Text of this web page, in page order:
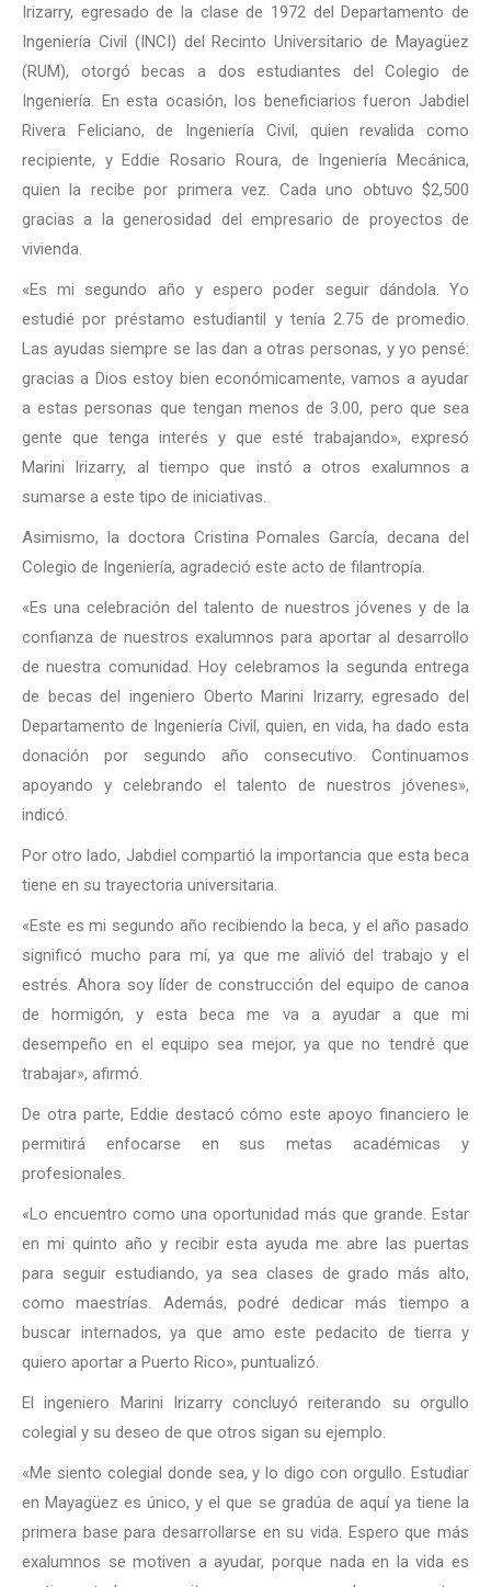
Irizarry, egresado de la clase de 1972 del Departamento de
Ingeniería Civil (INCI) del Recinto Universitario de Mayagüez
(RUM), otorgó becas a dos estudiantes del Colegio de
Ingeniería. En esta ocasión, los beneficiarios fueron Jabdiel
Rivera Feliciano, de Ingeniería Civil, quien revalida como
recipiente, y Eddie Rosario Roura, de Ingeniería Mecánica,
quien la recibe por primera vez. Cada uno obtuvo $2,500
gracias a la generosidad del empresario de proyectos de
vivienda.
«Es mi segundo año y espero poder seguir dándola. Yo
estudié por préstamo estudiantil y tenía 2.75 de promedio.
Las ayudas siempre se las dan a otras personas, y yo pensé:
gracias a Dios estoy bien económicamente, vamos a ayudar
a estas personas que tengan menos de 3.00, pero que sea
gente que tenga interés y que esté trabajando», expresó
Marini Irizarry, al tiempo que instó a otros exalumnos a
sumarse a este tipo de iniciativas.
Asimismo, la doctora Cristina Pomales García, decana del
Colegio de Ingeniería, agradeció este acto de filantropía.
«Es una celebración del talento de nuestros jóvenes y de la
confianza de nuestros exalumnos para aportar al desarrollo
de nuestra comunidad. Hoy celebramos la segunda entrega
de becas del ingeniero Oberto Marini Irizarry, egresado del
Departamento de Ingeniería Civil, quien, en vida, ha dado esta
donación por segundo año consecutivo. Continuamos
apoyando y celebrando el talento de nuestros jóvenes»,
indicó.
Por otro lado, Jabdiel compartió la importancia que esta beca
tiene en su trayectoria universitaria.
«Este es mi segundo año recibiendo la beca, y el año pasado
significó mucho para mí, ya que me alivió del trabajo y el
estrés. Ahora soy líder de construcción del equipo de canoa
de hormigón, y esta beca me va a ayudar a que mi
desempeño en el equipo sea mejor, ya que no tendré que
trabajar», afirmó.
De otra parte, Eddie destacó cómo este apoyo financiero le
permitirá enfocarse en sus metas académicas y
profesionales.
«Lo encuentro como una oportunidad más que grande. Estar
en mi quinto año y recibir esta ayuda me abre las puertas
para seguir estudiando, ya sea clases de grado más alto,
como maestrías. Además, podré dedicar más tiempo a
buscar internados, ya que amo este pedacito de tierra y
quiero aportar a Puerto Rico», puntualizó.
El ingeniero Marini Irizarry concluyó reiterando su orgullo
colegial y su deseo de que otros sigan su ejemplo.
«Me siento colegial donde sea, y lo digo con orgullo. Estudiar
en Mayagüez es único, y el que se gradúa de aquí ya tiene la
primera base para desarrollarse en su vida. Espero que más
exalumnos se motiven a ayudar, porque nada en la vida es